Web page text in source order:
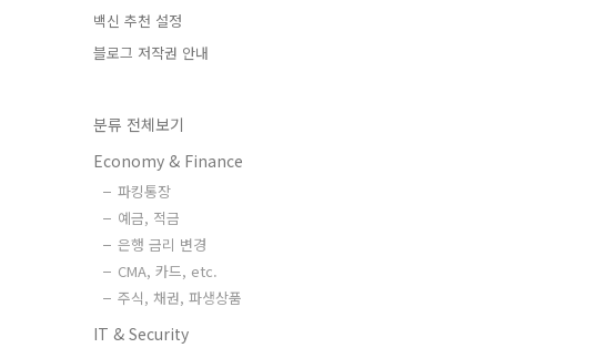
백신 추천 설정
블로그 저작권 안내
분류 전체보기
Economy & Finance
파킹통장
예금, 적금
은행 금리 변경
CMA, 카드, etc.
주식, 채권, 파생상품
IT & Security